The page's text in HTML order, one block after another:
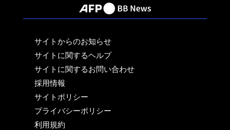
サイトからのお知らせ
サイトに関するヘルプ
サイトに関するお問い合わせ
採用情報
サイトポリシー
プライバシーポリシー
利用規約